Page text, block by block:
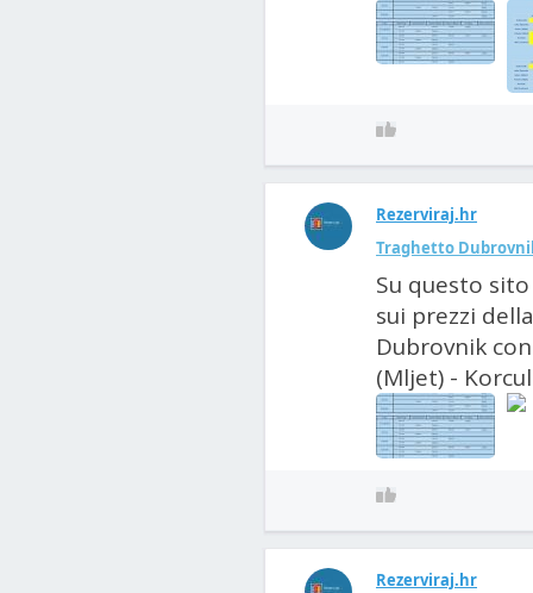
Rezerviraj.hr
Traghetto
Su questo
sui prezzi
Dubrovnik
(Mljet) -
Rezerviraj.hr